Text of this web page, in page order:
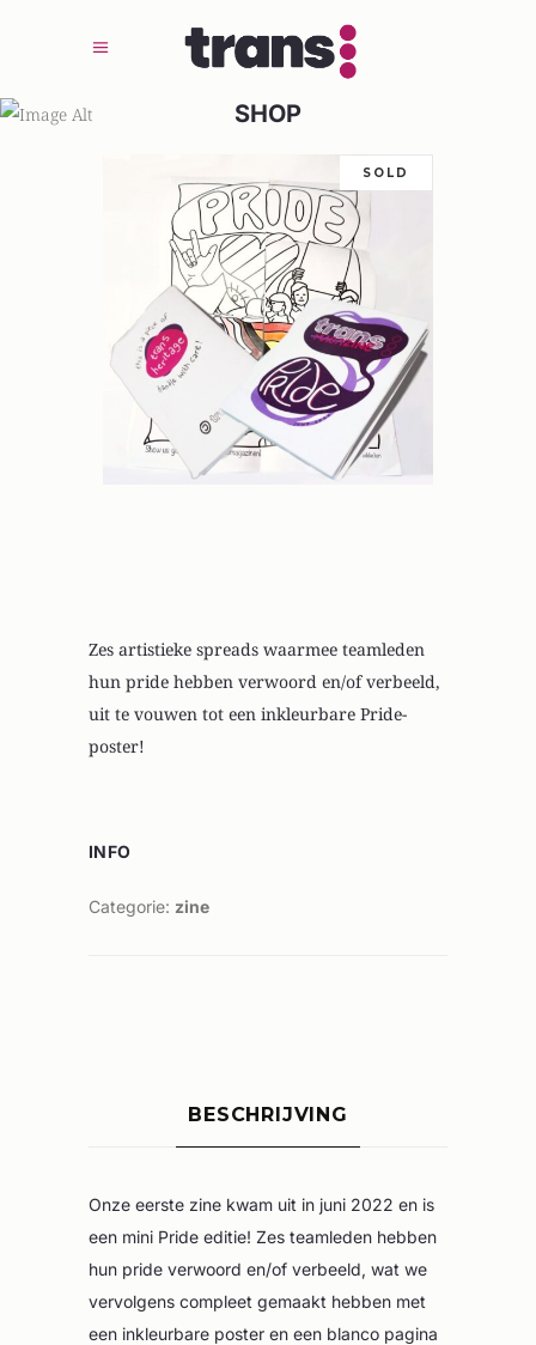
SHOP
SOLD
Zes artistieke spreads waarmee teamleden
hun pride hebben verwoord en/of verbeeld,
uit te vouwen tot een inkleurbare Pride-
poster!
INFO
Categorie: zine
BESCHRIJVING
Onze eerste zine kwam uit in juni 2022 en is
een mini Pride editie! Zes teamleden hebben
hun pride verwoord en/of verbeeld, wat we
vervolgens compleet gemaakt hebben met
een inkleurbare poster en een blanco pagina